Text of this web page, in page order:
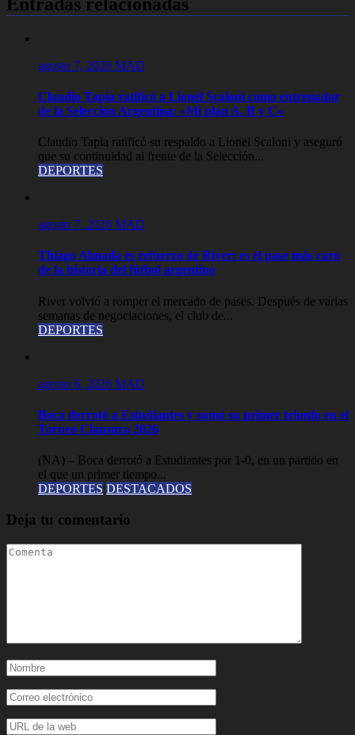
agosto 7, 2026 MAD
Claudio Tapia ratificó a Lionel Scaloni como entrenador
de la Selección Argentina: «Mi plan A, B y C»
Claudio Tapia ratificó su respaldo a Lionel Scaloni y aseguró
que su continuidad al frente de la Selección...
DEPORTES
agosto 7, 2026 MAD
Thiago Almada es refuerzo de River: es el pase más caro
de la historia del fútbol argentino
River volvió a romper el mercado de pases. Después de varias
semanas de negociaciones, el club de...
DEPORTES
agosto 6, 2026 MAD
Boca derrotó a Estudiantes y sumó su primer triunfo en el
Torneo Clausura 2026
(NA) – Boca derrotó a Estudiantes por 1-0, en un partido en
el que un primer tiempo...
DEPORTES DESTACADOS
Deja tu comentario